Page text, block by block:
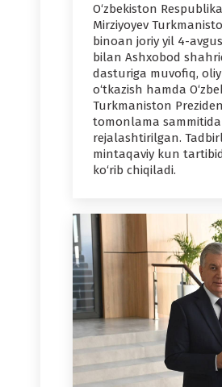
O‘zbekiston
Mirziyoyev
binoan joriy yil 4-
bilan Ashxobod
dasturiga muvofiq,
o‘tkazish hamda
Turkmaniston
tomonlama
rejalashtirilgan.
mintaqaviy kun
ko‘rib chiqiladi.